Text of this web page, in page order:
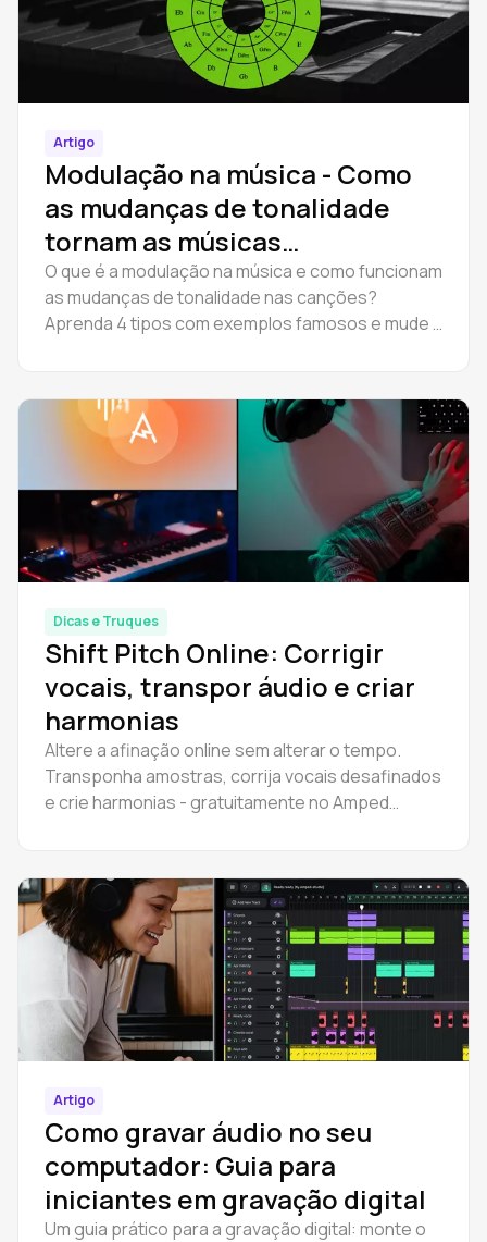
Artigo
Modulação na música - Como
as mudanças de tonalidade
tornam as músicas
inesquecíveis
O que é a modulação na música e como funcionam
as mudanças de tonalidade nas canções?
Aprenda 4 tipos com exemplos famosos e mude a
Dicas e Truques
Shift Pitch Online: Corrigir
vocais, transpor áudio e criar
harmonias
Altere a afinação online sem alterar o tempo.
Transponha amostras, corrija vocais desafinados
e crie harmonias - gratuitamente no Amped
Artigo
Como gravar áudio no seu
computador: Guia para
iniciantes em gravação digital
Um guia prático para a gravação digital: monte o